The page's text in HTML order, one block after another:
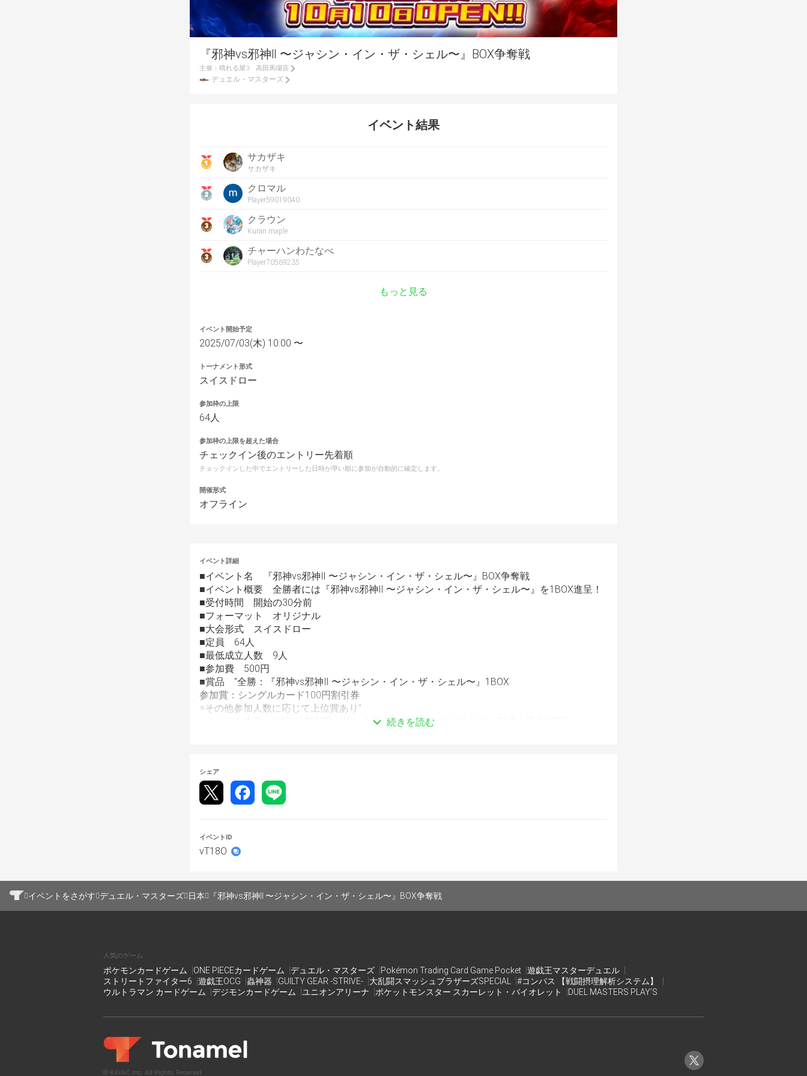
『邪神vs邪神Ⅱ 〜ジャシン・イン・ザ・シェル〜』BOX争奪戦
主催： 晴れる屋3 高田馬場店
デュエル・マスターズ
イベント結果
サカザキ
サカザキ
クロマル
Player59019040
クラウン
Kuran.maple
チャーハンわたなべ
Player70569235
もっと見る
イベント開始予定
2025/07/03(木) 10:00 〜
トーナメント形式
スイスドロー
参加枠の上限
64人
参加枠の上限を超えた場合
チェックイン後のエントリー先着順
チェックインした中でエントリーした日時が早い順に参加が自動的に確定します。
開催形式
オフライン
イベント詳細
■イベント名    『邪神vs邪神Ⅱ 〜ジャシン・イン・ザ・シェル〜』BOX争奪戦
■イベント概要    全勝者には『邪神vs邪神Ⅱ 〜ジャシン・イン・ザ・シェル〜』を1BOX進呈！
■受付時間    開始の30分前
■フォーマット    オリジナル
■大会形式    スイスドロー
■定員    64人
■最低成立人数    9人
■参加費    500円
■賞品    "全勝：『邪神vs邪神Ⅱ 〜ジャシン・イン・ザ・シェル〜』1BOX
参加賞：シングルカード100円割引券
※その他参加人数に応じて上位賞あり"
■イベント内容    "対戦は勝利数が近い人同士が対戦するスイスドロー形式。最大6回戦
■備考    "大会の運営にはトナメル（
事前にアカウント登録をお願いいたします。
受付は先着順とさせていただきます。
大会開始時間となった時点で参加希望者が最低成立人数に満たない場合、開催を中止とさせて
いただきます。予めご了承ください。"
続きを読む
シェア
イベントID
vT18O
イベントをさがす デュエル・マスターズ 日本 『邪神vs邪神Ⅱ 〜ジャシン・イン・ザ・シェル〜』BOX争奪戦
人気のゲーム
ポケモンカードゲーム ONE PIECEカードゲーム デュエル・マスターズ Pokémon Trading Card Game Pocket
遊戯王マスターデュエル
ストリートファイター6
遊戯王OCG 蟲神器 GUILTY GEAR -STRIVE- 大乱闘スマッシュブラザーズSPECIAL
#コンパス 【戦闘摂理解析システム】
ウルトラマン カードゲーム
デジモンカードゲーム ユニオンアリーナ ポケットモンスター スカーレット・バイオレット DUEL MASTERS PLAY’S
© KAYAC Inc. All Rights Reserved.